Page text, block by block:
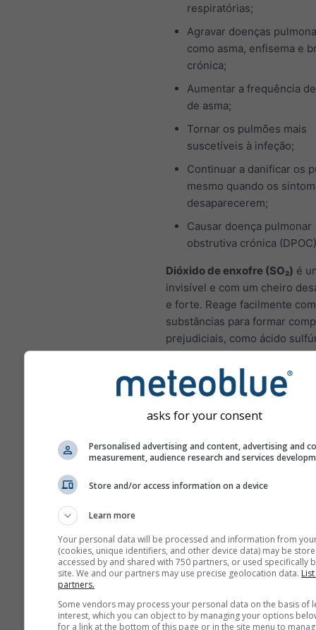
respiratórias;
Agravar doenças
como asma, enfisema e
crónica;
Aumentar a frequência
de asma;
Tornar os pulmões mais
suscetíveis à infeção;
Continuar a danificar os
mesmo quando os
desaparecerem;
Causar doença pulmonar
obstrutiva crónica (DPOC)
Dióxido de enxofre (SO₂) é
invisível e com um cheiro
e forte. Reage facilmente
substâncias para formar
prejudiciais, como ácido
sulfuroso e partículas de
Exposições de curto
podem prejudicar o
respiratório humano e
SO₂ e outros óxidos de
ácida, que pode
sofrem de asma são
particularmente
efeitos do SO₂.
Dióxido de nitrogénio (NO₂)é
castanho avermelhado que
asks for your consent
Personalised advertising and content, advertising and
measurement, audience research and services
Store and/or access information on a device
Learn more
Your personal data will be processed and information from
(cookies, unique identifiers, and other device data) may be
accessed by and shared with 750 partners, or used specifically
site. We and our partners may use precise geolocation data.
partners.
Some vendors may process your personal data on the basis of
interest, which you can object to by managing your options
for a link at the bottom of this page or in the site menu to